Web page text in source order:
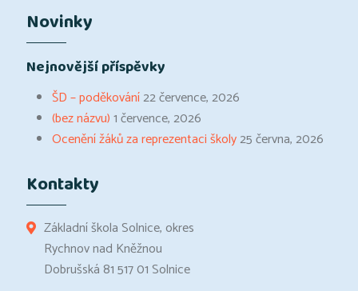
Novinky
Nejnovější příspěvky
ŠD – poděkování22 července, 2026
(bez názvu)1 července, 2026
Ocenění žáků za reprezentaci školy25 června, 2026
Kontakty
Základní škola Solnice, okres
Rychnov nad Kněžnou
Dobrušská 81 517 01 Solnice